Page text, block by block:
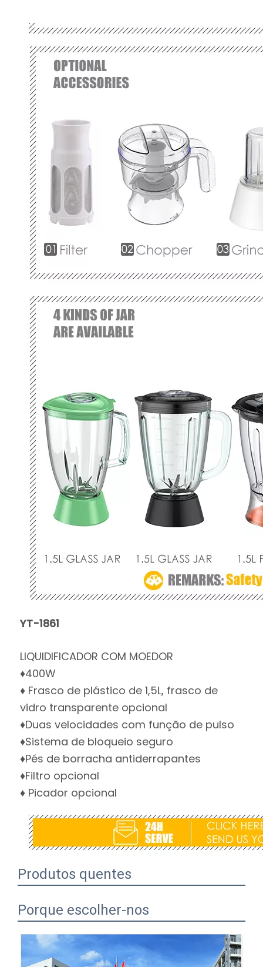
YT-1861
LIQUIDIFICADOR COM MOEDOR
♦400W
♦ Frasco de plástico de 1,5L, frasco de
vidro transparente opcional
♦Duas velocidades com função de pulso
♦Sistema de bloqueio seguro
♦Pés de borracha antiderrapantes
♦Filtro opcional
♦ Picador opcional
Produtos quentes
Porque escolher-nos